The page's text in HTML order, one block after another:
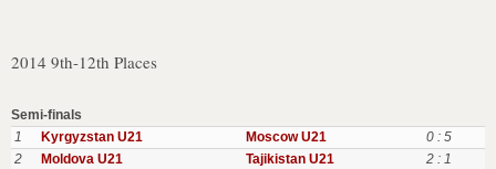
2014 9th-12th Places
Semi-finals
1
Kyrgyzstan U21 Moscow U21
0 : 5
2
Moldova U21 Tajikistan U21 2 : 1